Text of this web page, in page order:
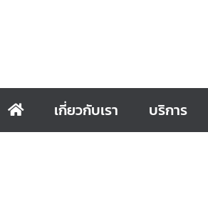
เกี่ยวกับเรา บริการ